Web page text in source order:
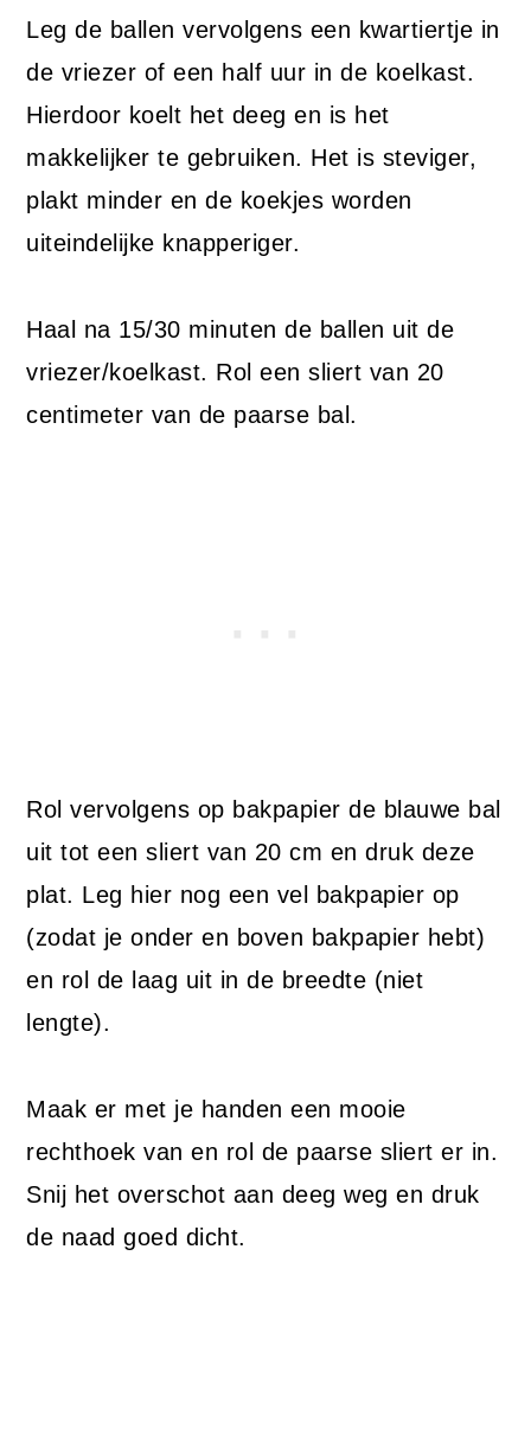
Leg de ballen vervolgens een kwartiertje in
de vriezer of een half uur in de koelkast.
Hierdoor koelt het deeg en is het
makkelijker te gebruiken. Het is steviger,
plakt minder en de koekjes worden
uiteindelijke knapperiger.
Haal na 15/30 minuten de ballen uit de
vriezer/koelkast. Rol een sliert van 20
centimeter van de paarse bal.
Rol vervolgens op bakpapier de blauwe bal
uit tot een sliert van 20 cm en druk deze
plat. Leg hier nog een vel bakpapier op
(zodat je onder en boven bakpapier hebt)
en rol de laag uit in de breedte (niet
lengte).
Maak er met je handen een mooie
rechthoek van en rol de paarse sliert er in.
Snij het overschot aan deeg weg en druk
de naad goed dicht.